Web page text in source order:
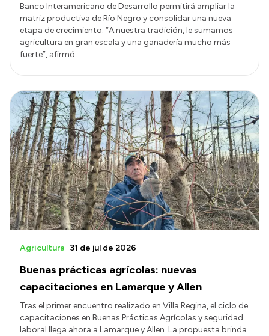
Banco Interamericano de Desarrollo permitirá ampliar la
matriz productiva de Río Negro y consolidar una nueva
etapa de crecimiento. “A nuestra tradición, le sumamos
agricultura en gran escala y una ganadería mucho más
fuerte”, afirmó.
Buenas prácticas agrícolas: nuevas
capacitaciones en Lamarque y Allen
Agricultura 31 de jul de 2026
Tras el primer encuentro realizado en Villa Regina, el ciclo de
capacitaciones en Buenas Prácticas Agrícolas y seguridad
laboral llega ahora a Lamarque y Allen. La propuesta brinda